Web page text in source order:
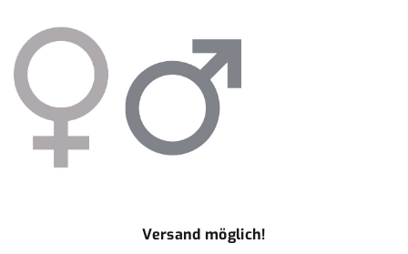
Versand möglich!